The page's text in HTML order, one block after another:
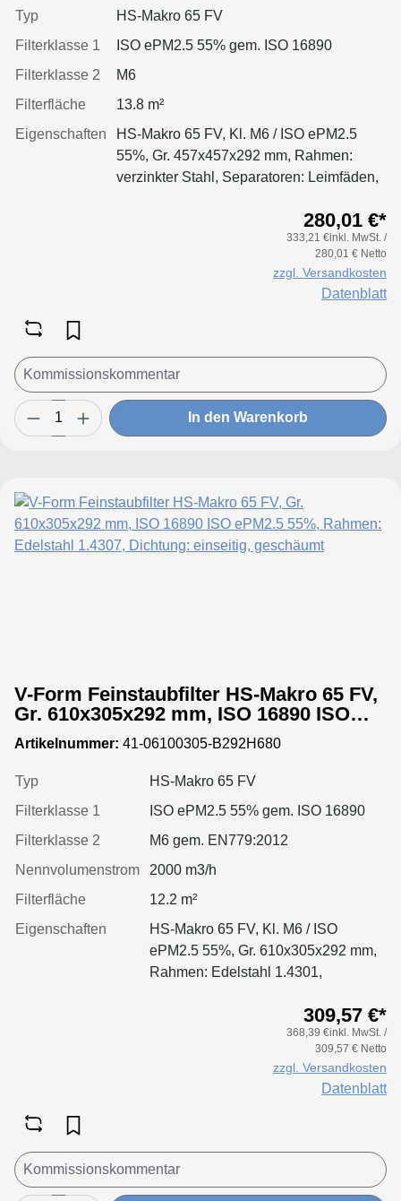
Typ
HS-Makro 65 FV
Filterklasse 1
ISO ePM2.5 55% gem. ISO 16890
Filterklasse 2
M6
Filterfläche
13.8 m²
Eigenschaften
HS-Makro 65 FV, Kl. M6 / ISO ePM2.5
55%, Gr. 457x457x292 mm, Rahmen:
verzinkter Stahl, Separatoren: Leimfäden,
280,01 €*
333,21 €inkl. MwSt. /
280,01 € Netto
zzgl. Versandkosten
Datenblatt
In den Warenkorb
V-Form Feinstaubfilter HS-Makro 65 FV,
Gr. 610x305x292 mm, ISO 16890 ISO
ePM2.5 55%, Rahmen: Edelstahl 1.4307,
Dichtung: einseitig, geschäumt
Artikelnummer: 41-06100305-B292H680
Typ
HS-Makro 65 FV
Filterklasse 1
ISO ePM2.5 55% gem. ISO 16890
Filterklasse 2
M6 gem. EN779:2012
Nennvolumenstrom
2000 m3/h
Filterfläche
12.2 m²
Eigenschaften
HS-Makro 65 FV, Kl. M6 / ISO
ePM2.5 55%, Gr. 610x305x292 mm,
Rahmen: Edelstahl 1.4301,
309,57 €*
368,39 €inkl. MwSt. /
309,57 € Netto
zzgl. Versandkosten
Datenblatt